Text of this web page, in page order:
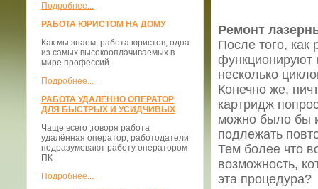
Подробнее...
РАБОТА ЮРИСТОМ НА ДОМУ
Как мы знаем, работа юристов, одна
из самых высокооплачиваемых в
мире профессий.
Подробнее...
РАБОТА УДАЛЁННО ОПЕРАТОР
ДЛЯ БЫСТРЫХ И УСИДЧИВЫХ
Чаще всего ,говоря работа
удалённая оператор, работодатели
подразумевают работу оператором
ПК
Подробнее...
Ремонт
После того, как
функционируют
несколько
Конечно же,
картридж
можно было бы
подлежать
Тем более что
возможность,
эта процедура?